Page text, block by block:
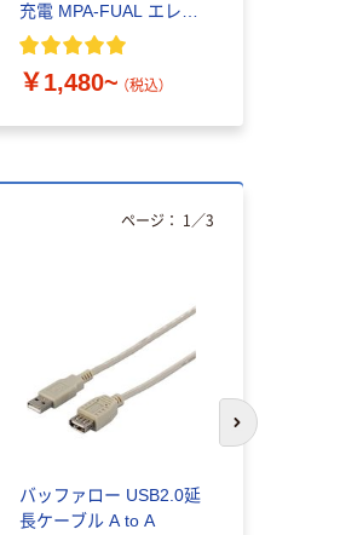
充電 MPA-FUAL エレコ
ム
￥1,480~ （税込）
バッファロー USB2.0延
長ケーブル A to A
ページ： 1 ／3
次のスライド